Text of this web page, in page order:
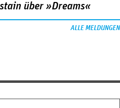
über »Dreams«
ALLE MELDUNGEN